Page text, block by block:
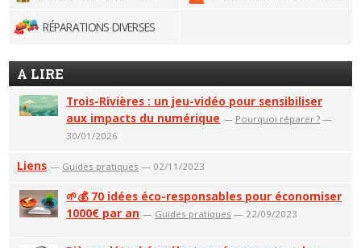
RÉPARATIONS DIVERSES
A LIRE
Trois-Rivières : un jeu-vidéo pour sensibiliser
aux impacts du numérique — Pourquoi réparer ? —
30/01/2026
Liens — Guides pratiques — 02/11/2023
🌱💰 70 idées éco-responsables pour économiser
1000€ par an — Guides pratiques — 22/09/2023